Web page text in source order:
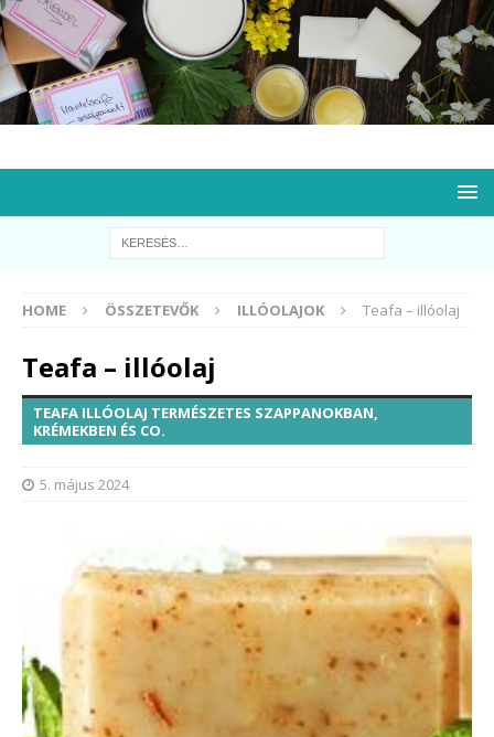
HOME ÖSSZETEVŐK ILLÓOLAJOK Teafa – illóolaj
Teafa – illóolaj
TEAFA ILLÓOLAJ TERMÉSZETES SZAPPANOKBAN,
KRÉMEKBEN ÉS CO.
5. május 2024